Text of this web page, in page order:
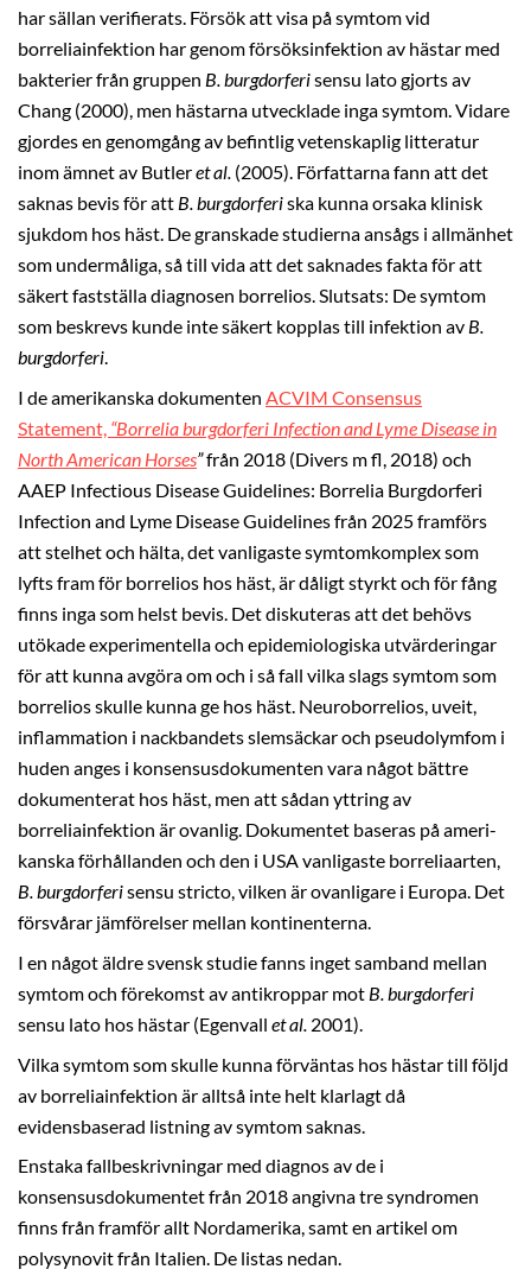
har sällan verifierats. Försök att visa på symtom vid
borreliainfektion har genom försöksinfektion av hästar med
bakterier från gruppen B. burgdorferisensu lato gjorts av
Chang (2000), men hästarna utvecklade inga symtom. Vidare
gjordes en genomgång av befintlig vetenskaplig litteratur
inom ämnet av Butleret al. (2005). Författarna fann att det
saknas bevis för att B. burgdorferiska kunna orsaka klinisk
sjukdom hos häst. De granskade studierna ansågs i allmänhet
som undermåliga, så till vida att det saknades fakta för att
säkert fastställa diagnosen borrelios. Slutsats: De symtom
som beskrevs kunde inte säkert kopplas till infektion av B.
burgdorferi.
I de amerikanska dokumenten ACVIM Consensus
Statement, “Borrelia burgdorferi Infection and Lyme Disease in
North American Horses”från 2018 (Divers m fl, 2018) och
AAEP Infectious Disease Guidelines: Borrelia Burgdorferi
Infection and Lyme Disease Guidelines från 2025 framförs
att stelhet och hälta, det vanligaste symtomkomplex som
lyfts fram för borrelios hos häst, är dåligt styrkt och för fång
finns inga som helst bevis. Det diskuteras att det behövs
utökade experimentella och epidemiologiska utvärderingar
för att kunna avgöra om och i så fall vilka slags symtom som
borrelios skulle kunna ge hos häst. Neuroborrelios, uveit,
inflammation i nackbandets slemsäckar och pseudolymfom i
huden anges i konsensusdokumenten vara något bättre
dokumenterat hos häst, men att sådan yttring av
borreliainfektion är ovanlig. Dokumentet baseras på ameri-
kanska förhållanden och den i USA vanligaste borreliaarten,
B. burgdorferisensu stricto, vilken är ovanligare i Europa. Det
försvårar jämförelser mellan kontinenterna.
I en något äldre svensk studie fanns inget samband mellan
symtom och förekomst av antikroppar mot B. burgdorferi
sensu lato hos hästar (Egenvall et al. 2001).
Vilka symtom som skulle kunna förväntas hos hästar till följd
av borreliainfektion är alltså inte helt klarlagt då
evidensbaserad listning av symtom saknas.
Enstaka fallbeskrivningar med diagnos av de i
konsensusdokumentet från 2018 angivna tre syndromen
finns från framför allt Nordamerika, samt en artikel om
polysynovit från Italien. De listas nedan.